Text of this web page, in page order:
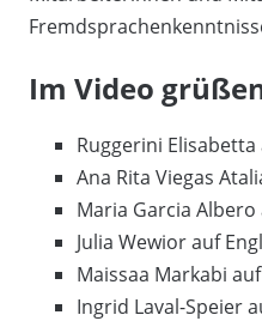
Im Video
Ruggerini
Ana Rita Viegas
Maria Garcia Albero
Julia Wewior auf
Maissaa Markabi
Ingrid Laval-Speier